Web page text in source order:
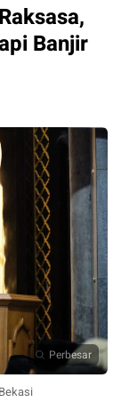
Banjir
Perbesar